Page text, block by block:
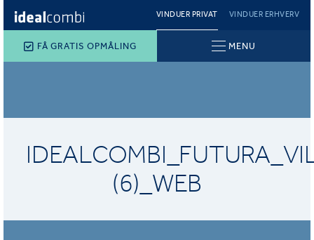
VINDUER PRIVAT VINDUER ERHVERV
FÅ GRATIS OPMÅLING MENU
(6)_WEB